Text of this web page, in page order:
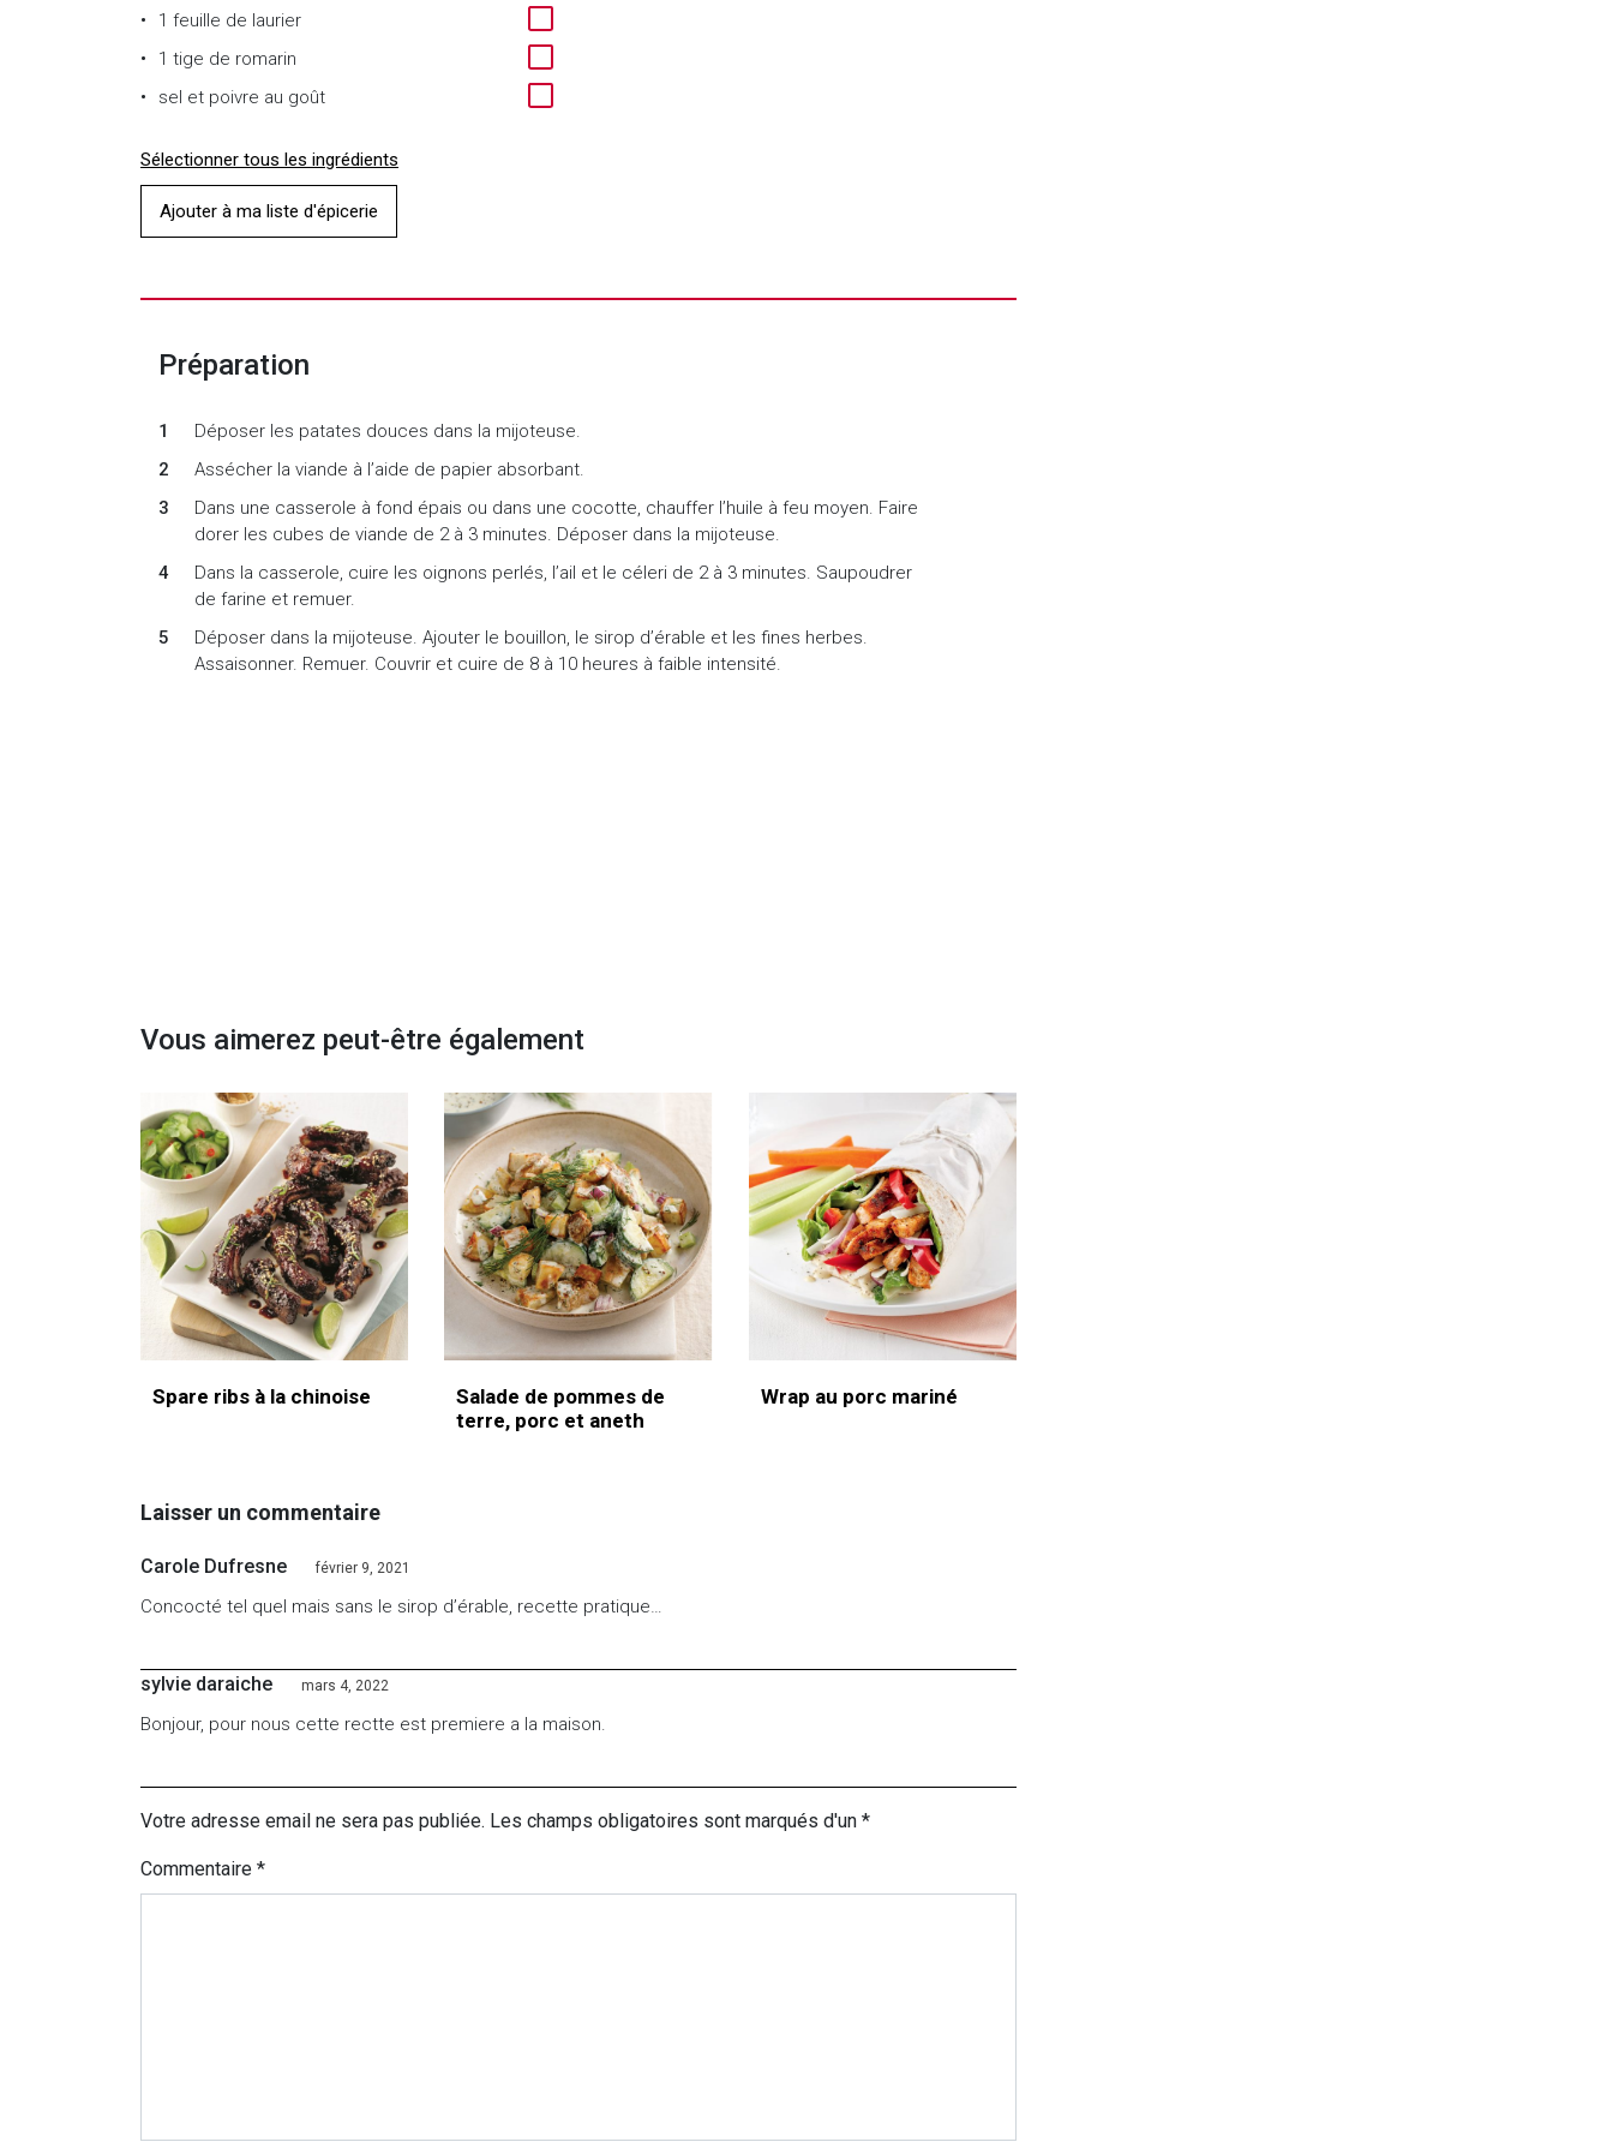
1 feuille de laurier
1 tige de romarin
sel et poivre au goût
Sélectionner tous les ingrédients
Ajouter à ma liste d'épicerie
Préparation
Déposer les patates douces dans la mijoteuse.
Assécher la viande à l’aide de papier absorbant.
Dans une casserole à fond épais ou dans une cocotte, chauffer l’huile à feu moyen. Faire
dorer les cubes de viande de 2 à 3 minutes. Déposer dans la mijoteuse.
Dans la casserole, cuire les oignons perlés, l’ail et le céleri de 2 à 3 minutes. Saupoudrer
de farine et remuer.
Déposer dans la mijoteuse. Ajouter le bouillon, le sirop d’érable et les fines herbes.
Assaisonner. Remuer. Couvrir et cuire de 8 à 10 heures à faible intensité.
Vous aimerez peut-être également
Spare ribs à la chinoise
Salade de pommes de
terre, porc et aneth
Wrap au porc mariné
Laisser un commentaire
Carole Dufresne février 9, 2021
Concocté tel quel mais sans le sirop d’érable, recette pratique…
sylvie daraiche mars 4, 2022
Bonjour, pour nous cette rectte est premiere a la maison.
Votre adresse email ne sera pas publiée. Les champs obligatoires sont marqués d'un *
Commentaire *